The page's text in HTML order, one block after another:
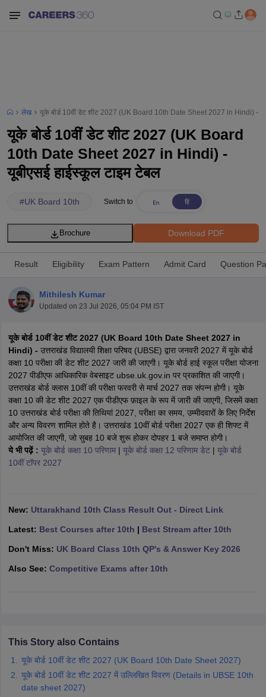
Time Table 2026
12th Supplementary Result 2026
TN 11th Arrear Result 2026
CBSE 10th Second Board Result Marksheet 2026
CBSE Second
HS Result 2026 CBSE Class 12 Result Link 2026Punjab
CBSE 10th Science Question Paper 2026 Second Exam CBSE 10th
Question Paper 2026 TS Inter Supplementary Question
SSLC
Karnataka SSLC UK Board 10th Goa Board SSC PSEB 10th
Exam
MP Board 12th UK Board 12th Goa Board HSSC PSEB 12th
Public School Admissions
Navyug School AdmissionMGGS School
Schools in Jaipur Schools in Lucknow Schools in Gurgaon
Army Public Schools in India
HBSE 12th SyllabusHPBOSE 12th Syllabus NBSE HSSLC
GSEB SSC Question PapersGoa Board SSC Question PaperManipur
10th Syllabus
JAC 10th Syllabus Odisha 10th Syllabus Kerala
Syllabus for Class 11 Syllabus for Class 12
2026Digital Gujarat Scholarship 2026-27
लेख यूके बोर्ड 10वीं डेट शीट 2027 (UK Board 10th Date Sheet 2027 in Hindi) -
यूके बोर्ड 10वीं डेट शीट 2027 (UK Board
10th Date Sheet 2027 in Hindi) -
यूबीएसई हाईस्कूल टाइम टेबल
#UK Board 10th Switch to
Download PDF
Brochure
Result Eligibility Exam Pattern Admit Card Question
Mithilesh Kumar
Updated on 23 Jul 2026, 05:04 PM IST
यूके बोर्ड 10वीं डेट शीट 2027 (UK Board 10th Date Sheet 2027 in
Hindi) - उत्तराखंड विद्यालयी शिक्षा परिषद (UBSE) द्वारा जनवरी 2027 में यूके बोर्ड
कक्षा 10 परीक्षा की डेट शीट 2027 जारी की जाएगी। यूके बोर्ड हाई स्कूल परीक्षा योजना
2027 पीडीएफ आधिकारिक वेबसाइट ubse.uk.gov.in पर प्रकाशित की जाएगी।
उत्तराखंड बोर्ड क्लास 10वीं की परीक्षा फरवरी से मार्च 2027 तक संपन्न होगी। यूके
कक्षा 10 की डेट शीट 2027 एक पीडीएफ फ़ाइल के रूप में जारी की जाएगी, जिसमें कक्षा
10 उत्तराखंड बोर्ड परीक्षा की तिथियां 2027, परीक्षा का समय, उम्मीदवारों के लिए निर्देश
और अन्य विवरण शामिल होते है। उत्तराखंड 10वीं बोर्ड परीक्षा 2027 एक ही शिफ्ट में
आयोजित की जाएगी, जो सुबह 10 बजे शुरू होकर दोपहर 1 बजे समाप्त होगी।
ये भी पढ़ें : यूके बोर्ड कक्षा 10 परिणाम| यूके बोर्ड कक्षा 12 परिणाम डेट| यूके बोर्ड
10वीं टॉपर 2027
New: Uttarakhand 10th Class Result Out - Direct Link
Latest: Best Courses after 10th | Best Stream after 10th
Don't Miss: UK Board Class 10th QP's & Answer Key 2026
Also See: Competitive Exams after 10th
This Story also Contains
यूके बोर्ड 10वीं डेट शीट 2027 (UK Board 10th Date Sheet 2027)
यूके बोर्ड 10वीं डेट शीट 2027 में उल्लिखित विवरण (Details in UBSE 10th
date sheet 2027)